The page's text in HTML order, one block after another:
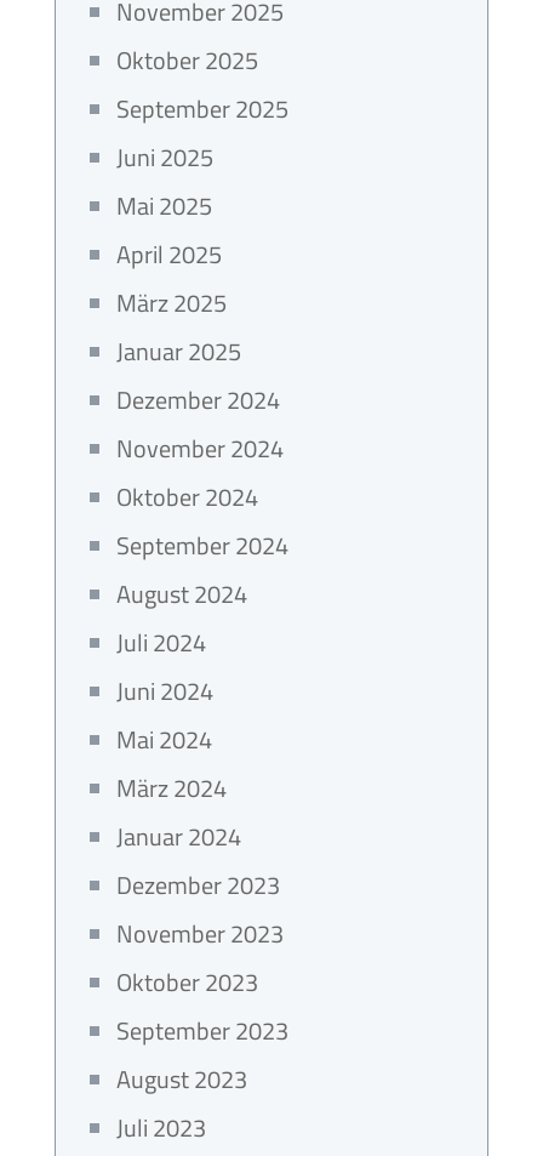
November 2025
Oktober 2025
September 2025
Juni 2025
Mai 2025
April 2025
März 2025
Januar 2025
Dezember 2024
November 2024
Oktober 2024
September 2024
August 2024
Juli 2024
Juni 2024
Mai 2024
März 2024
Januar 2024
Dezember 2023
November 2023
Oktober 2023
September 2023
August 2023
Juli 2023